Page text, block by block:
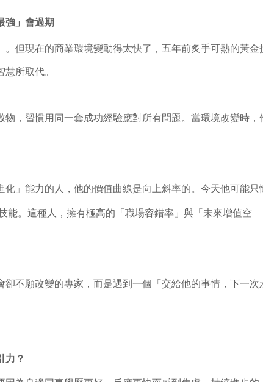
強」會過期
但現在的商業環境變動得太快了，五年前炙手可熱的黃金
所取代。
物，習慣用同一套成功經驗應對所有問題。當環境改變時，
化」能力的人，他的價值曲線是向上斜率的。今天他可能只
能。這種人，擁有極高的「職場容錯率」與「未來增值空
不願改變的專家，而是遇到一個「交給他的事情，下一次
力？